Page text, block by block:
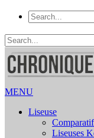
MENU
Liseuse
Liseuses